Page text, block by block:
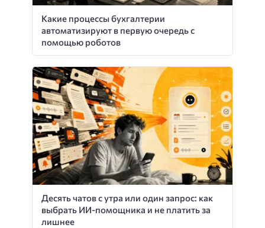
Какие процессы бухгалтерии
автоматизируют в первую очередь с
помощью роботов
Десять чатов с утра или один запрос: как
выбрать ИИ-помощника и не платить за
лишнее